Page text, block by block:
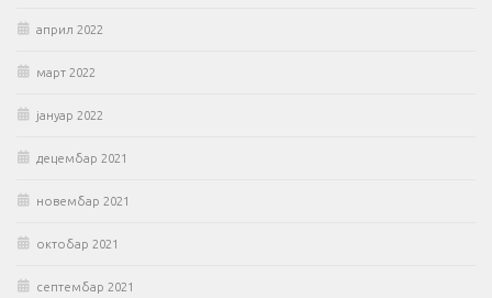
април 2022
март 2022
јануар 2022
децембар 2021
новембар 2021
октобар 2021
септембар 2021